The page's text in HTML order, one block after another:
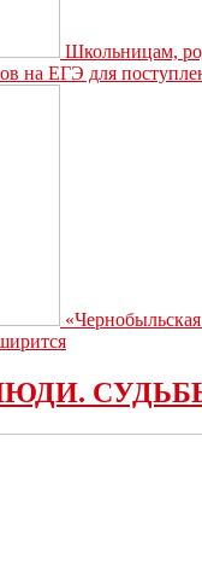
Школьницам,
на ЕГЭ для